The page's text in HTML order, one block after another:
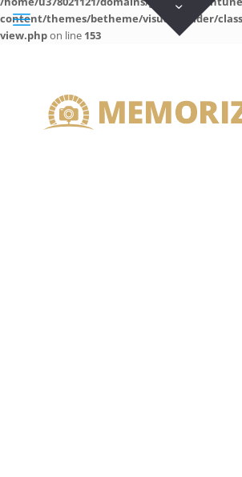
content/themes/betheme/visual-builder/
view.phpon line 153